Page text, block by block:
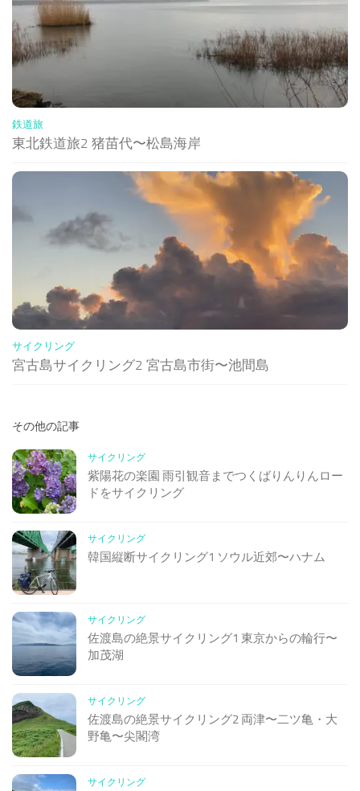
鉄道旅
東北鉄道旅2 猪苗代〜松島海岸
サイクリング
宮古島サイクリング2 宮古島市街〜池間島
その他の記事
サイクリング
紫陽花の楽園 雨引観音までつくばりんりんロー
ドをサイクリング
サイクリング
韓国縦断サイクリング1 ソウル近郊〜ハナム
サイクリング
佐渡島の絶景サイクリング1 東京からの輪行〜
加茂湖
サイクリング
佐渡島の絶景サイクリング2 両津〜二ツ亀・大
野亀〜尖閣湾
サイクリング